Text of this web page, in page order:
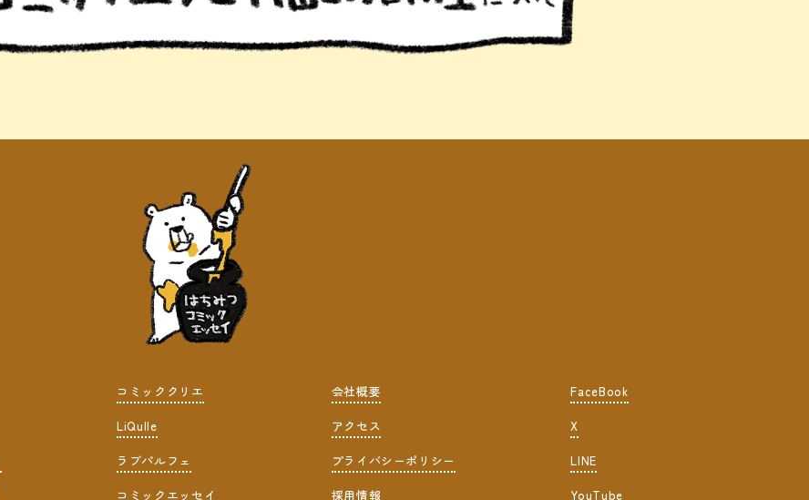
コミッククリエ
LiQulle
ラブパルフェ
コミックエッセイ
会社概要
アクセス
プライバシーポリシー
採用情報
FaceBook
X
LINE
YouTube